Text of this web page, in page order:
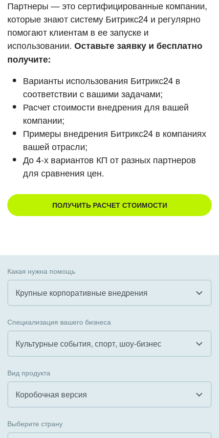
ВХОД
ВХОД
Смотреть видеокейсы
Партнеры — это сертифицированные компании,
которые знают систему Битрикс24 и регулярно
помогают клиентам в ее запуске и
использовании. Оставьте заявку и бесплатно
получите:
Варианты использования Битрикс24 в
соответствии с вашими задачами;
Расчет стоимости внедрения для вашей
компании;
Примеры внедрения Битрикс24 в компаниях
вашей отрасли;
До 4-х вариантов КП от разных партнеров
для сравнения цен.
ПОЛУЧИТЬ РАСЧЕТ СТОИМОСТИ
Какая нужна помощь
Крупные корпоративные внедрения
Внедрение КЭДО
Интеграция с 1С
Организация задач и проектов
Внедрение Бизнес-процессов
Специализация вашего бизнеса
Культурные события, спорт, шоу-бизнес
Государственные организации
Коммунальные услуги, ЖКХ
Вид продукта
Коробочная версия
Выберите страну